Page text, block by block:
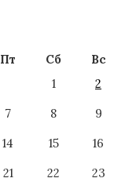
Пт Сб
Вс
1
2
7 8
9
14 15
16
21 22
23